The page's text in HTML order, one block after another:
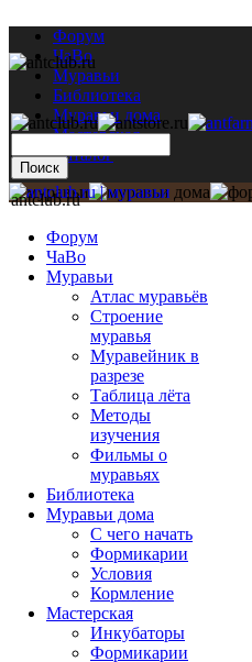
Форум
ЧаВо
Муравьи
Библиотека
Муравьи дома
Мастерская
Каталог
antclub.ru
Форум
ЧаВо
Муравьи
Атлас муравьёв
Строение
муравья
Муравейник в
разрезе
Таблица лёта
Методы
изучения
Фильмы о
муравьях
Библиотека
Муравьи дома
С чего начать
Формикарии
Условия
Кормление
Мастерская
Инкубаторы
Формикарии